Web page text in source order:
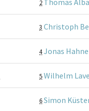
2 Thomas Alba
3 Christoph
4Jonas Hahne
5Wilhelm
6Simon